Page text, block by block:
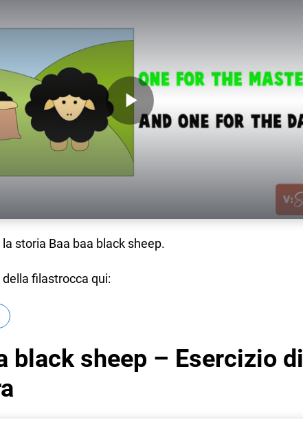
Play Video
storia Baa baa black sheep.
filastrocca qui:
black sheep – Esercizio di